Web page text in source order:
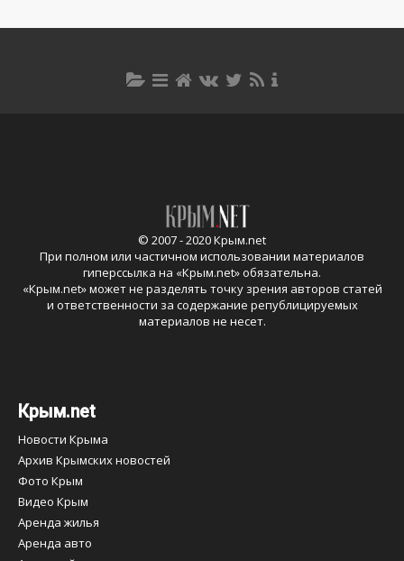
© 2007 - 2020 Крым.net
При полном или частичном использовании материалов
гиперссылка на «Крым.net» обязательна.
«Крым.net» может не разделять точку зрения авторов статей
и ответственности за содержание републицируемых
материалов не несет.
Крым.net
Новости Крыма
Архив Крымских новостей
Фото Крым
Видео Крым
Аренда жилья
Аренда авто